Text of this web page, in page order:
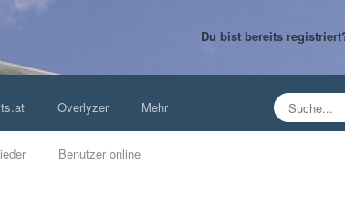
Du bist bereits
Benutzer online
Overlyzer Mehr